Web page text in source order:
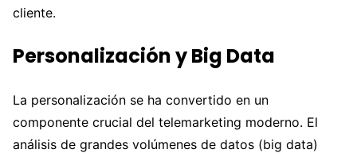
cliente.
Personalización y Big Data
La personalización se ha convertido en un
componente crucial del telemarketing moderno. El
análisis de grandes volúmenes de datos (big data)